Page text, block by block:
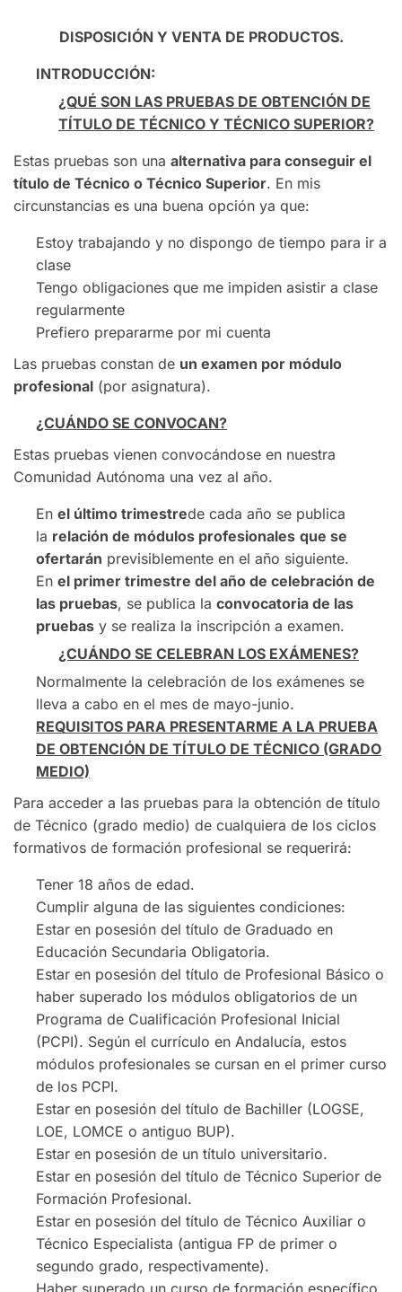
DISPOSICIÓN Y VENTA DE PRODUCTOS.
INTRODUCCIÓN:
¿QUÉ SON LAS PRUEBAS DE OBTENCIÓN DE
TÍTULO DE TÉCNICO Y TÉCNICO SUPERIOR?
Estas pruebas son una alternativa para conseguir el
título de Técnico o Técnico Superior. En mis
circunstancias es una buena opción ya que:
Estoy trabajando y no dispongo de tiempo para ir a
clase
Tengo obligaciones que me impiden asistir a clase
regularmente
Prefiero prepararme por mi cuenta
Las pruebas constan de un examen por módulo
profesional (por asignatura).
¿CUÁNDO SE CONVOCAN?
Estas pruebas vienen convocándose en nuestra
Comunidad Autónoma una vez al año.
En el último trimestrede cada año se publica
la relación de módulos profesionales que se
ofertarán previsiblemente en el año siguiente.
En el primer trimestre del año de celebración de
las pruebas, se publica la convocatoria de las
pruebas y se realiza la inscripción a examen.
¿CUÁNDO SE CELEBRAN LOS EXÁMENES?
Normalmente la celebración de los exámenes se
lleva a cabo en el mes de mayo-junio.
REQUISITOS PARA PRESENTARME A LA PRUEBA
DE OBTENCIÓN DE TÍTULO DE TÉCNICO (GRADO
MEDIO)
Para acceder a las pruebas para la obtención de título
de Técnico (grado medio) de cualquiera de los ciclos
formativos de formación profesional se requerirá:
Tener 18 años de edad.
Cumplir alguna de las siguientes condiciones:
Estar en posesión del título de Graduado en
Educación Secundaria Obligatoria.
Estar en posesión del título de Profesional Básico o
haber superado los módulos obligatorios de un
Programa de Cualificación Profesional Inicial
(PCPI). Según el currículo en Andalucía, estos
módulos profesionales se cursan en el primer curso
de los PCPI.
Estar en posesión del título de Bachiller (LOGSE,
LOE, LOMCE o antiguo BUP).
Estar en posesión de un título universitario.
Estar en posesión del título de Técnico Superior de
Formación Profesional.
Estar en posesión del título de Técnico Auxiliar o
Técnico Especialista (antigua FP de primer o
segundo grado, respectivamente).
Haber superado un curso de formación específico